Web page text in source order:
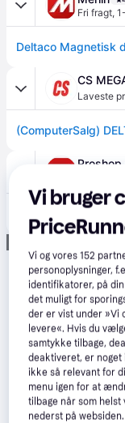
Fri fragt,
CS
Laveste
Vi bruger
Vi og vores152
personoplysninger,
identifikatorer, på
det muligt for
der er vist under »Vi
levere«. Hvis du
samtykke tilbage,
deaktiveret, er noget
ikke så relevant for
menu igen for at
tilbage når som
nederst på